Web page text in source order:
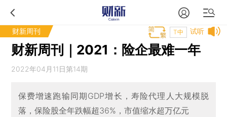
财新周刊 试听
T中
财新周刊｜2021：险企最难一年
2022年04月11日第14期
保费增速跑输同期GDP增长，寿险代理人大规模脱
落，保险股全年跌幅超36%，市值缩水超万亿元